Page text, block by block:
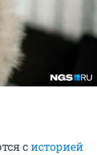
систорией